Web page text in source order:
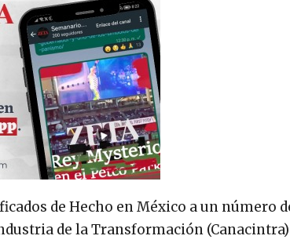
de Hecho en México a un número
de la Transformación